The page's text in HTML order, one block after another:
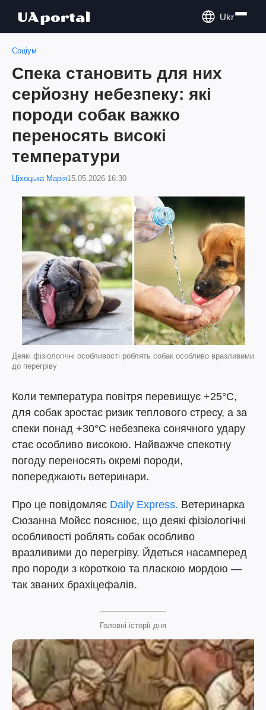
Ukr
Соціум
Спека становить для них
серйозну небезпеку: які
породи собак важко
переносять високі
температури
Ціхоцька Марія15.05.2026 16:30
Деякі фізіологічні особливості роблять собак особливо вразливими
до перегріву
Коли температура повітря перевищує +25°C,
для собак зростає ризик теплового стресу, а за
спеки понад +30°C небезпека сонячного удару
стає особливо високою. Найважче спекотну
погоду переносять окремі породи,
попереджають ветеринари.
Про це повідомляє Daily Express. Ветеринарка
Сюзанна Мойєс пояснює, що деякі фізіологічні
особливості роблять собак особливо
вразливими до перегріву. Йдеться насамперед
про породи з короткою та пласкою мордою —
так званих брахіцефалів.
Головні історії дня